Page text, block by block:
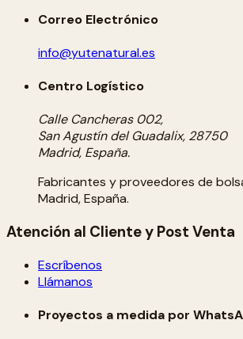
Correo Electrónico
info@yutenatural.es
Centro Logístico
Calle Cancheras 002,
San Agustín del Guadalix, 28750
Madrid, España.
Fabricantes y proveedores de
Madrid, España.
Atención al Cliente y Post Venta
Escríbenos
Llámanos
Proyectos a medida por